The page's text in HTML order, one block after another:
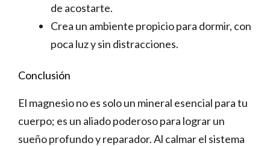
de acostarte.
Crea un ambiente propicio para dormir, con
poca luz y sin distracciones.
Conclusión
El magnesio no es solo un mineral esencial para tu
cuerpo; es un aliado poderoso para lograr un
sueño profundo y reparador. Al calmar el sistema